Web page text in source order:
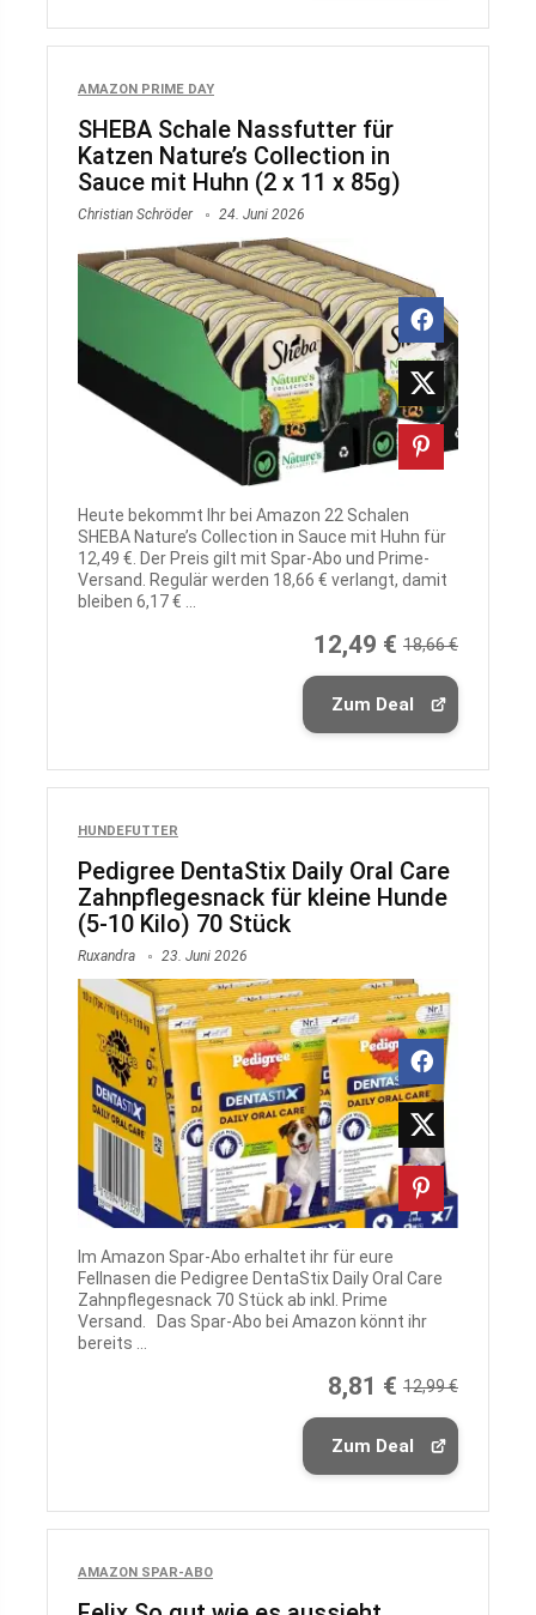
AMAZON PRIME DAY
SHEBA Schale Nassfutter für
Katzen Nature’s Collection in
Sauce mit Huhn (2 x 11 x 85g)
Christian Schröder 24. Juni 2026
Heute bekommt Ihr bei Amazon 22 Schalen
SHEBA Nature’s Collection in Sauce mit Huhn für
12,49 €. Der Preis gilt mit Spar-Abo und Prime-
Versand. Regulär werden 18,66 € verlangt, damit
bleiben 6,17 € ...
12,49 € 18,66 €
Zum Deal
HUNDEFUTTER
Pedigree DentaStix Daily Oral Care
Zahnpflegesnack für kleine Hunde
(5-10 Kilo) 70 Stück
Ruxandra 23. Juni 2026
Im Amazon Spar-Abo erhaltet ihr für eure
Fellnasen die Pedigree DentaStix Daily Oral Care
Zahnpflegesnack 70 Stück ab inkl. Prime
Versand. Das Spar-Abo bei Amazon könnt ihr
bereits ...
8,81 € 12,99 €
Zum Deal
AMAZON SPAR-ABO